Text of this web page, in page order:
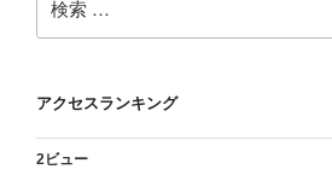
索:
アクセスランキング
2ビュー